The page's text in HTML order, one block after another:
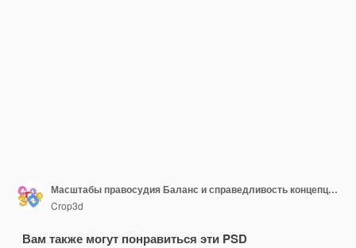
Масштабы правосудия Баланс и справедливость концепция права икона 3D рендеринга векторная иллюстрация
Crop3d
Вам также могут понравиться эти PSD